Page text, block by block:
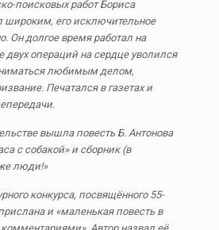
поисковых работ Бориса
широким, его исключительное
Он долгое время работал на
двух операций на сердце уволился
любимым делом,
Печатался в газетах и
вышла повесть Б. Антонова
с собакой» и сборник (в
люди!»
конкурса, посвящённого 55-
и «маленькая повесть в